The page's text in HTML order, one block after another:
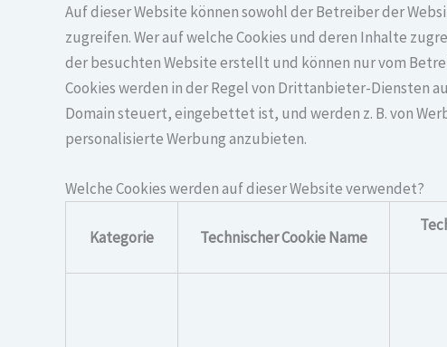
Auf dieser Website können sowohl der Betreiber der
zugreifen. Wer auf welche Cookies und deren Inhalte
der besuchten Website erstellt und können nur vom
Cookies werden in der Regel von Drittanbieter-Diensten
Domain steuert, eingebettet ist, und werden z. B. von
personalisierte Werbung anzubieten.
Welche Cookies werden auf dieser Website verwendet?
Kategorie Technischer Cookie Name